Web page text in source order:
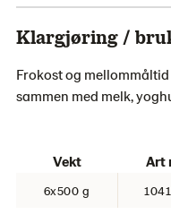
Klargjøring /
Frokost og
sammen med melk,
Vekt Art
6x500 g